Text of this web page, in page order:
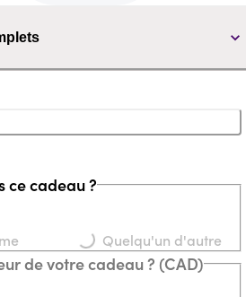
ce cadeau ?
Quelqu'un d'autre
de votre cadeau ? (CAD)